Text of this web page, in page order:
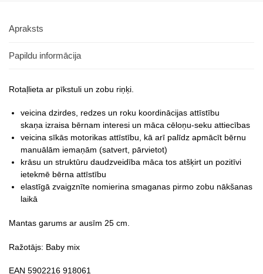
Apraksts
Papildu informācija
Rotaļlieta ar pīkstuli un zobu riņķi.
veicina dzirdes, redzes un roku koordinācijas attīstību
skaņa izraisa bērnam interesi un māca cēloņu-seku attiecības
veicina sīkās motorikas attīstību, kā arī palīdz apmācīt bērnu
manuālām iemaņām (satvert, pārvietot)
krāsu un struktūru daudzveidība māca tos atšķirt un pozitīvi
ietekmē bērna attīstību
elastīgā zvaigznīte nomierina smaganas pirmo zobu nākšanas
laikā
Mantas garums ar ausīm 25 cm.
Ražotājs: Baby mix
EAN 5902216 918061